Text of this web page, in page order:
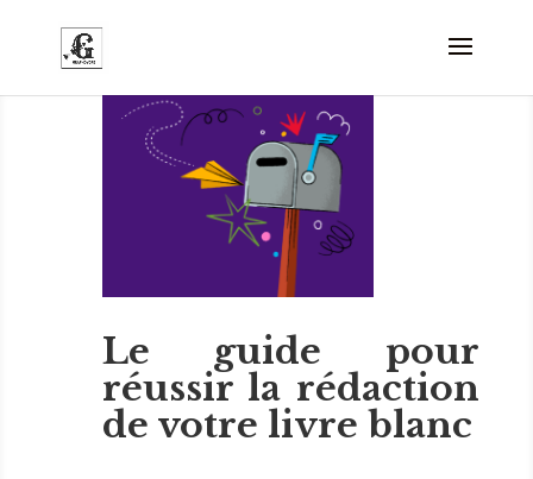
Le guide pour
réussir la rédaction
de votre livre blanc